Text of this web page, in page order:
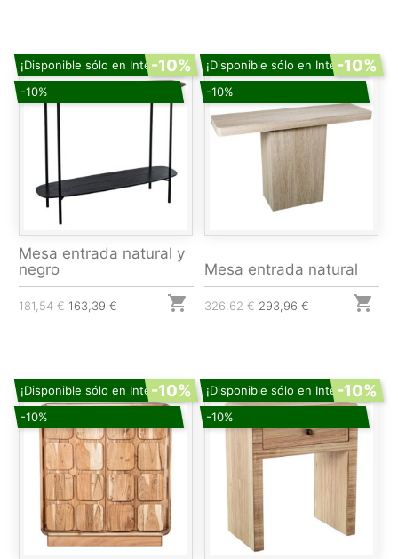
¡Disponible sólo en Internet!
-10%
-10%
Mesa entrada natural y
negro
181,54 € 163,39 € 
¡Disponible sólo en Internet!
-10%
-10%
Mesa entrada natural
326,62 € 293,96 € 
¡Disponible sólo en Internet!
-10%
-10%
¡Disponible sólo en Internet!
-10%
-10%